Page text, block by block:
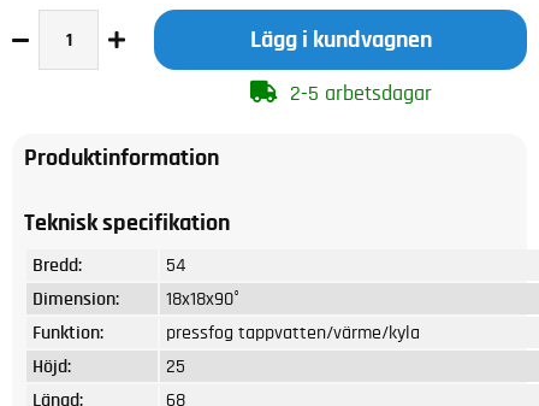
Lägg i kundvagnen
2-5 arbetsdagar
Produktinformation
Teknisk specifikation
Bredd:
54
Dimension:
18x18x90°
Funktion:
pressfog tappvatten/värme/kyla
Höjd:
25
Längd:
68